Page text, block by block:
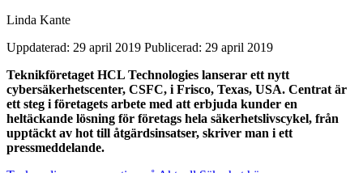
Linda Kante
Uppdaterad: 29 april 2019 Publicerad: 29 april 2019
Teknikföretaget HCL Technologies lanserar ett nytt
cybersäkerhetscenter, CSFC, i Frisco, Texas, USA. Centrat är
ett steg i företagets arbete med att erbjuda kunder en
heltäckande lösning för företags hela säkerhetslivscykel, från
upptäckt av hot till åtgärdsinsatser, skriver man i ett
pressmeddelande.